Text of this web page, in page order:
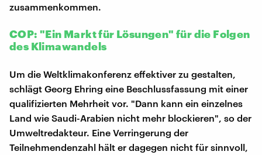
zusammenkommen.
COP: "Ein Markt für Lösungen" für die Folgen
des Klimawandels
Um die Weltklimakonferenz effektiver zu gestalten,
schlägt Georg Ehring eine Beschlussfassung mit einer
qualifizierten Mehrheit vor. "Dann kann ein einzelnes
Land wie Saudi-Arabien nicht mehr blockieren", so der
Umweltredakteur. Eine Verringerung der
Teilnehmendenzahl hält er dagegen nicht für sinnvoll,